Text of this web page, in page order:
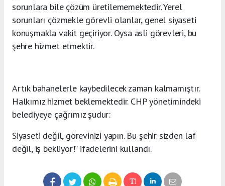
sorunlara bile çözüm üretilememektedir. Yerel
sorunları çözmekle görevli olanlar, genel siyaseti
konuşmakla vakit geçiriyor. Oysa asli görevleri, bu
şehre hizmet etmektir.
Artık bahanelerle kaybedilecek zaman kalmamıştır.
Halkımız hizmet beklemektedir. CHP yönetimindeki
belediyeye çağrımız şudur:
Siyaseti değil, görevinizi yapın. Bu şehir sizden laf
değil, iş bekliyor!” ifadelerini kullandı.